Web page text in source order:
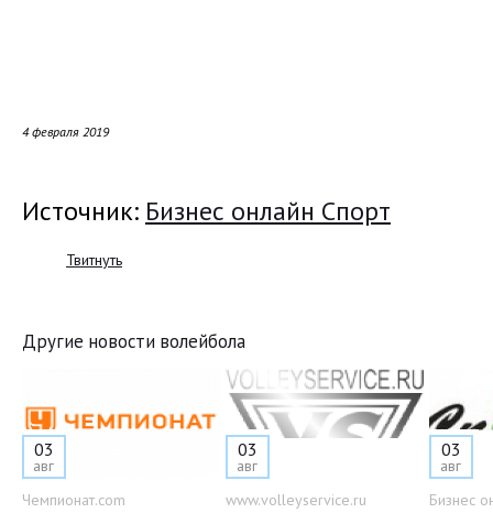
4 февраля 2019
Источник: Бизнес онлайн Спорт
Твитнуть
Другие новости волейбола
03
авг
Чемпионат.com
03
авг
www.volleyservice.ru
03
авг
Бизнес